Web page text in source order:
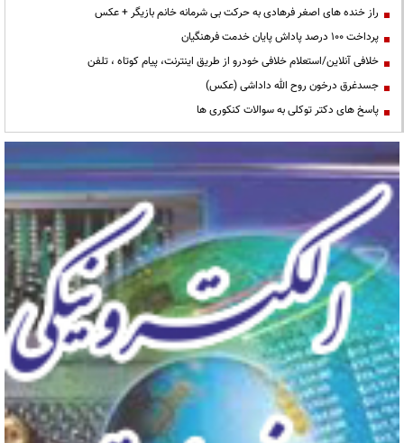
راز خنده های اصغر فرهادی به حرکت بی شرمانه خانم بازیگر + عکس
پرداخت ۱۰۰ درصد پاداش پایان خدمت فرهنگیان
خلافی آنلاین/استعلام خلافی خودرو از طریق اینترنت، پیام کوتاه ، تلفن
جسدغرق درخون روح الله داداشی (عکس)
پاسخ های دکتر توکلی به سوالات کنکوری ها